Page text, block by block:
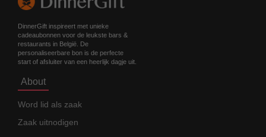
DinnerGift inspireert met unieke
cadeaubonnen voor de leukste bars &
restaurants in België. De
personaliseerbare bon is de perfecte
start of afsluiter van een heerlijk dagje uit.
About
Word lid als zaak
Zaak uitnodigen